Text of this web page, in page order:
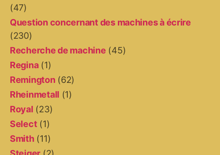
(47)
Question concernant des machines à écrire
(230)
Recherche de machine (45)
Regina(1)
Remington (62)
Rheinmetall (1)
Royal (23)
Select(1)
Smith(11)